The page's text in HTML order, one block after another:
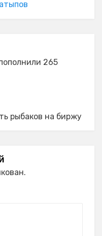
265
рыбаков на биржу